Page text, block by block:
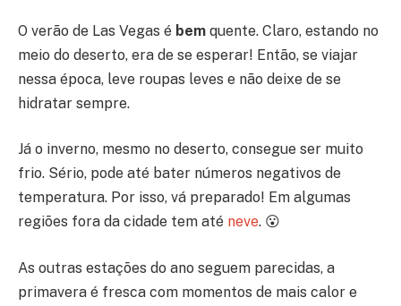
O verão de Las Vegas é bem quente. Claro, estando no
meio do deserto, era de se esperar! Então, se viajar
nessa época, leve roupas leves e não deixe de se
hidratar sempre.
Já o inverno, mesmo no deserto, consegue ser muito
frio. Sério, pode até bater números negativos de
temperatura. Por isso, vá preparado! Em algumas
regiões fora da cidade tem até neve. 😮
As outras estações do ano seguem parecidas, a
primavera é fresca com momentos de mais calor e